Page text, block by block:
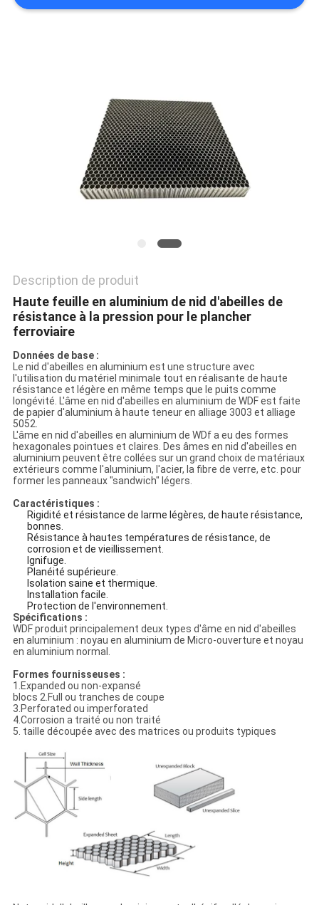
POLITIQUE
Description de produit
Haute feuille en aluminium de nid d'abeilles de
résistance à la pression pour le plancher
ferroviaire
Données de base :
Le nid d'abeilles en aluminium est une structure avec
l'utilisation du matériel minimale tout en réalisante de haute
résistance et légère en même temps que le puits comme
longévité. L'âme en nid d'abeilles en aluminium de WDF est faite
de papier d'aluminium à haute teneur en alliage 3003 et alliage
5052.
L'âme en nid d'abeilles en aluminium de WDf a eu des formes
hexagonales pointues et claires. Des âmes en nid d'abeilles en
aluminium peuvent être collées sur un grand choix de matériaux
extérieurs comme l'aluminium, l'acier, la fibre de verre, etc. pour
former les panneaux "sandwich" légers.
Caractéristiques :
Rigidité et résistance de larme légères, de haute résistance,
bonnes.
Résistance à hautes températures de résistance, de
corrosion et de vieillissement.
Ignifuge.
Planéité supérieure.
Isolation saine et thermique.
Installation facile.
Protection de l'environnement.
Spécifications :
WDF produit principalement deux types d'âme en nid d'abeilles
en aluminium : noyau en aluminium de Micro-ouverture et noyau
en aluminium normal.
Formes fournisseuses :
1.Expanded ou non-expansé
blocs 2.Full ou tranches de coupe
3.Perforated ou imperforated
4.Corrosion a traité ou non traité
5. taille découpée avec des matrices ou produits typiques